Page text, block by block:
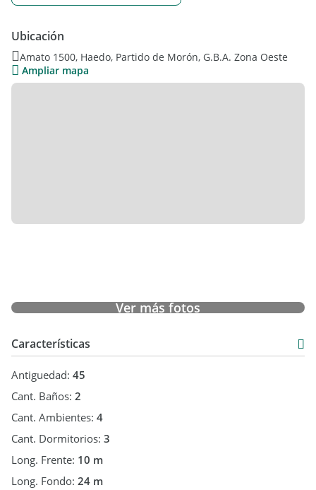
Ubicación
Amato 1500, Haedo, Partido de Morón, G.B.A. Zona Oeste
Ampliar mapa
Ver más fotos
Características
Antiguedad: 45
Cant. Baños: 2
Cant. Ambientes: 4
Cant. Dormitorios: 3
Long. Frente: 10 m
Long. Fondo: 24 m